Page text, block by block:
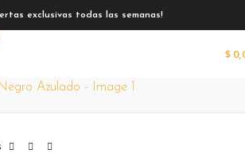
exclusivas todas las semanas!
$